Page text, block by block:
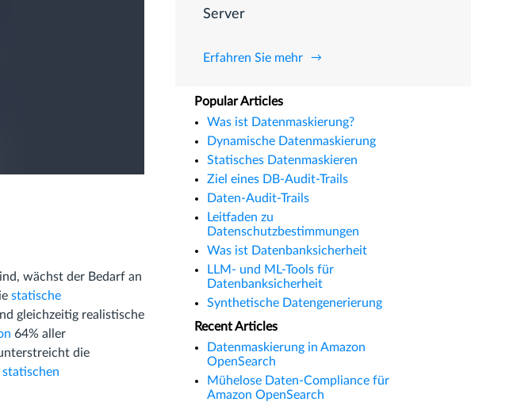
wächst der Bedarf an
statische
gleichzeitig realistische
64% aller
die
statischen
Server
Erfahren Sie mehr
Popular Articles
Was ist Datenmaskierung?
Dynamische Datenmaskierung
Statisches Datenmaskieren
Ziel eines DB-Audit-Trails
Daten-Audit-Trails
Leitfaden zu
Datenschutzbestimmungen
Was ist Datenbanksicherheit
LLM- und ML-Tools für
Datenbanksicherheit
Synthetische Datengenerierung
Recent Articles
Datenmaskierung in Amazon
OpenSearch
Mühelose Daten-Compliance für
Amazon OpenSearch